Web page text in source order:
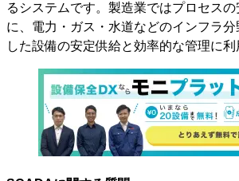
るシステムです。製造業ではプロセス
に、電力・ガス・水道などのインフラ
した設備の安定供給と効率的な管理に利